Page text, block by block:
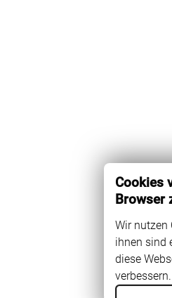
Cookies
Browser
Wir nutzen
ihnen sind
diese
verbessern.